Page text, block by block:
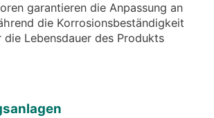
garantieren die Anpassung an
die Korrosionsbeständigkeit
die Lebensdauer des Produkts